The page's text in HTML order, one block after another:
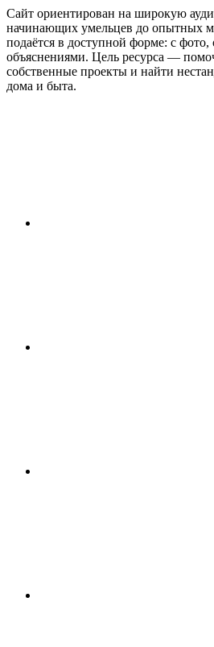
Сайт ориентирован на широкую
начинающих умельцев до опытных
подаётся в доступной форме: с
объяснениями. Цель ресурса —
собственные проекты и найти
дома и быта.